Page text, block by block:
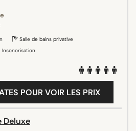
Salle de bains privative
Insonorisation
POUR VOIR LES PRIX
Deluxe